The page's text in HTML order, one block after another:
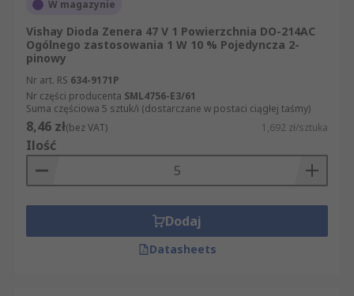
W magazynie
Vishay Dioda Zenera 47 V 1 Powierzchnia DO-214AC
Ogólnego zastosowania 1 W 10 % Pojedyncza 2-
pinowy
Nr art. RS 634-9171P
Nr części producenta SML4756-E3/61
Suma częściowa 5 sztuk/i (dostarczane w postaci ciągłej taśmy)
8,46 zł(bez VAT) 1,692 zł/sztuka
Ilość
Dodaj
Datasheets